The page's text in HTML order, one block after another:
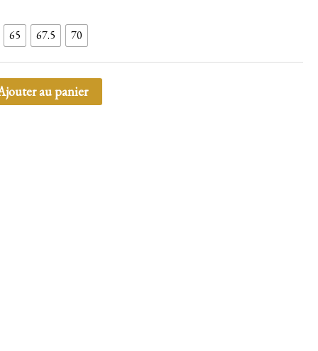
65 67.5 70
au panier